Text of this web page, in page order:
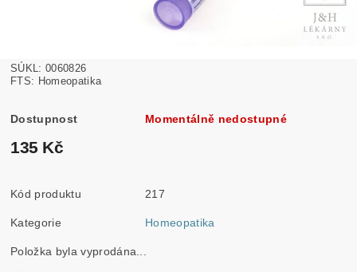
SÚKL: 0060826
FTS: Homeopatika
Dostupnost Momentálně nedostupné
135 Kč
Kód produktu 217
Kategorie Homeopatika
Položka byla vyprodána...